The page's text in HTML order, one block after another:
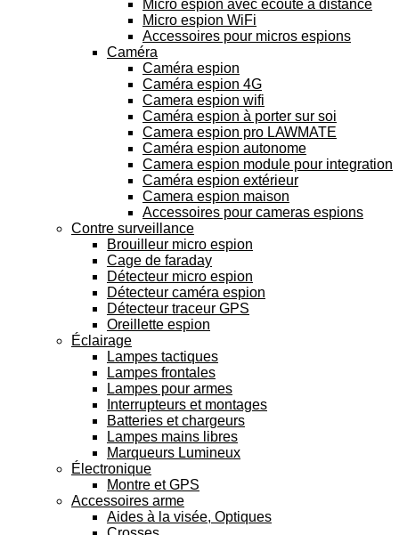
Micro espion avec écoute à distance
Micro espion WiFi
Accessoires pour micros espions
Caméra
Caméra espion
Caméra espion 4G
Camera espion wifi
Caméra espion à porter sur soi
Camera espion pro LAWMATE
Caméra espion autonome
Camera espion module pour integration
Caméra espion extérieur
Camera espion maison
Accessoires pour cameras espions
Contre surveillance
Brouilleur micro espion
Cage de faraday
Détecteur micro espion
Détecteur caméra espion
Détecteur traceur GPS
Oreillette espion
Éclairage
Lampes tactiques
Lampes frontales
Lampes pour armes
Interrupteurs et montages
Batteries et chargeurs
Lampes mains libres
Marqueurs Lumineux
Électronique
Montre et GPS
Accessoires arme
Aides à la visée, Optiques